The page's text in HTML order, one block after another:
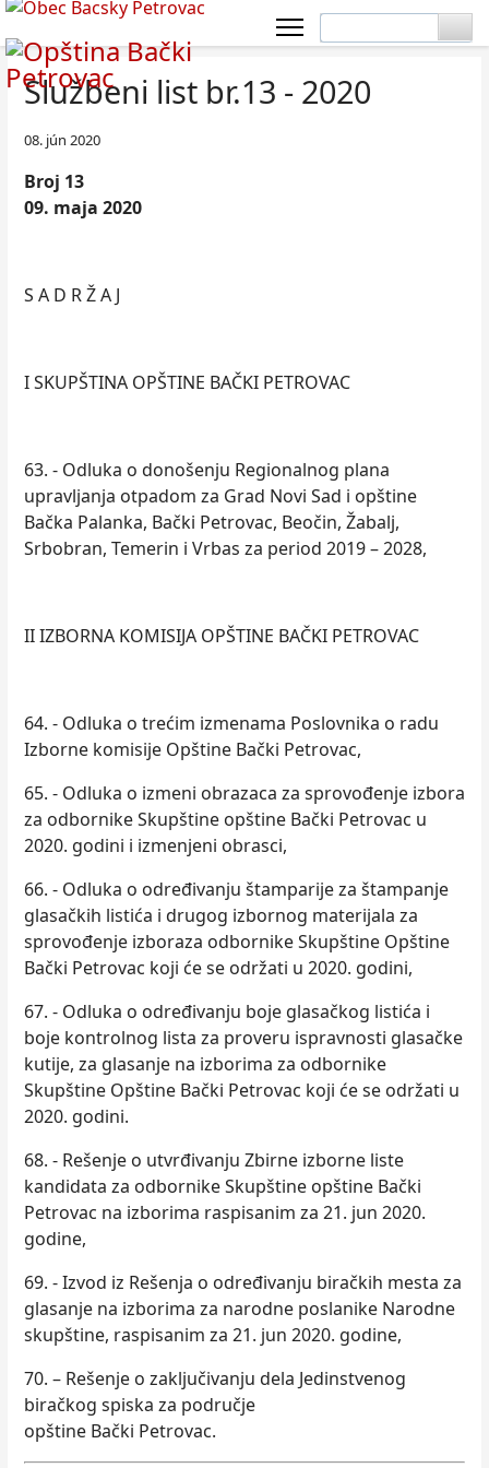
Službeni list br.13 - 2020
08. jún 2020
Broj 13
09. maja 2020
S A D R Ž A J
I SKUPŠTINA OPŠTINE BAČKI PETROVAC
63. - Odluka o donošenju Regionalnog plana
upravljanja otpadom za Grad Novi Sad i opštine
Bačka Palanka, Bački Petrovac, Beočin, Žabalj,
Srbobran, Temerin i Vrbas za period 2019 – 2028,
II IZBORNA KOMISIJA OPŠTINE BAČKI PETROVAC
64. - Odluka o trećim izmenama Poslovnika o radu
Izborne komisije Opštine Bački Petrovac,
65. - Odluka o izmeni obrazaca za sprovođenje izbora
za odbornike Skupštine opštine Bački Petrovac u
2020. godini i izmenjeni obrasci,
66. - Odluka o određivanju štamparije za štampanje
glasačkih listića i drugog izbornog materijala za
sprovođenje izboraza odbornike Skupštine Opštine
Bački Petrovac koji će se održati u 2020. godini,
67. - Odluka o određivanju boje glasačkog listića i
boje kontrolnog lista za proveru ispravnosti glasačke
kutije, za glasanje na izborima za odbornike
Skupštine Opštine Bački Petrovac koji će se održati u
2020. godini.
68. - Rešenje o utvrđivanju Zbirne izborne liste
kandidata za odbornike Skupštine opštine Bački
Petrovac na izborima raspisanim za 21. jun 2020.
godine,
69. - Izvod iz Rešenja o određivanju biračkih mesta za
glasanje na izborima za narodne poslanike Narodne
skupštine, raspisanim za 21. jun 2020. godine,
70. – Rešenje o zaključivanju dela Jedinstvenog
biračkog spiska za područje
opštine Bački Petrovac.